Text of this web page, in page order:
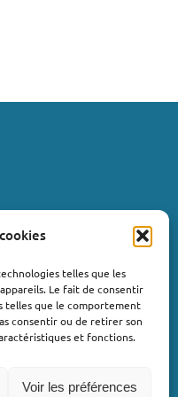
telles que les
Le fait de consentir
telles que le comportement
consentir ou de retirer son
et fonctions.
Voir les préférences